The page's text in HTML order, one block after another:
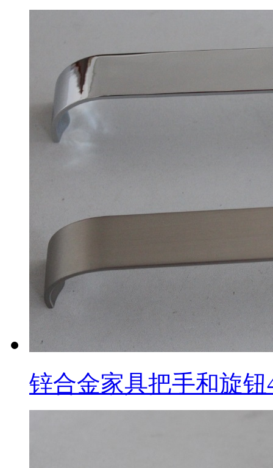
锌合金家具把手和旋钮